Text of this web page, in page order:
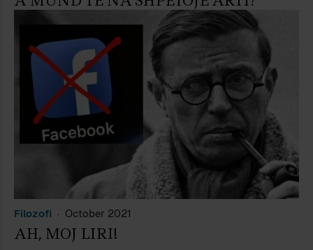
Filozofi October 2021
AH, MOJ LIRI!